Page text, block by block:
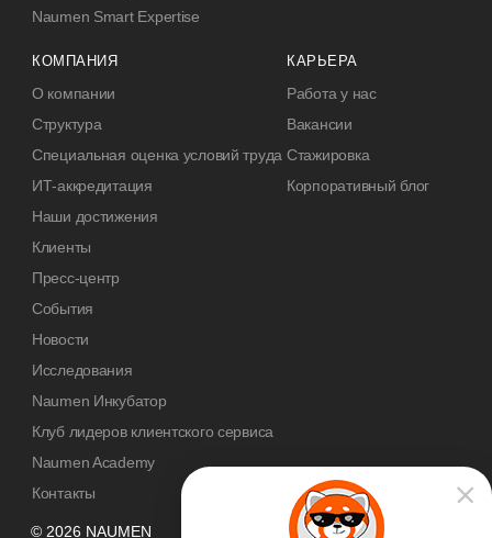
© 2026 NAUMEN
Naumen Smart Expertise
КОМПАНИЯ
О компании
Структура
Специальная оценка условий труда
ИТ-аккредитация
Наши достижения
Клиенты
Пресс-центр
События
Новости
Исследования
Naumen Инкубатор
Клуб лидеров клиентского сервиса
Naumen Academy
Контакты
КАРЬЕРА
Работа у нас
Вакансии
Стажировка
Корпоративный блог